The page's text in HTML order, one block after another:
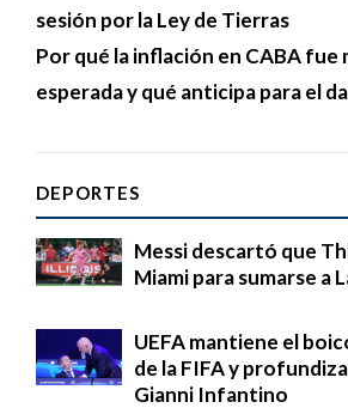
sesión por la Ley de Tierras
Por qué la inflación en CABA fue
esperada y qué anticipa para el
DEPORTES
Messi descartó que
Miami para sumarse a
UEFA mantiene el
de la FIFA y
Gianni Infantino